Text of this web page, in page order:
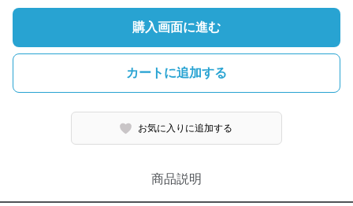
購入画面に進む
カートに追加する
お気に入りに追加する
商品説明